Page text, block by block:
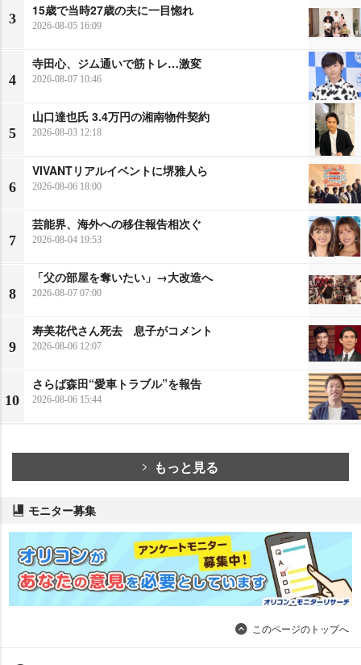
3
15歳で当時27歳の夫に一目惚れ
2026-08-05 16:09
4
寺田心、ジム通いで筋トレ…激変
2026-08-07 10:46
5
山口達也氏 3.4万円の湘南物件契約
2026-08-03 12:18
6
VIVANTリアルイベントに堺雅人ら
2026-08-06 18:00
7
芸能界、海外への移住報告相次ぐ
2026-08-04 19:53
8
「父の部屋を奪いたい」→大改造へ
2026-08-07 07:00
9
寿美花代さん死去 息子がコメント
2026-08-06 12:07
10
さらば森田“愛車トラブル”を報告
2026-08-06 15:44
もっと見る
モニター募集
このページのトップへ